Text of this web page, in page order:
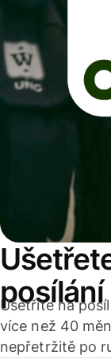
Ušetříte na
více než 40
nepřetržitě po